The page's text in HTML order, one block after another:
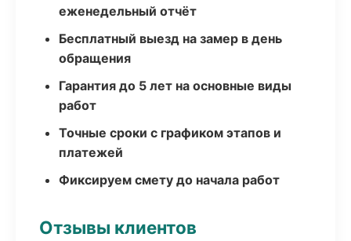
еженедельный отчёт
Бесплатный выезд на замер в день
обращения
Гарантия до 5 лет на основные виды
работ
Точные сроки с графиком этапов и
платежей
Фиксируем смету до начала работ
Отзывы клиентов